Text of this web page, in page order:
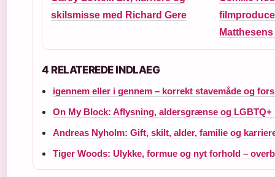
skilsmisse med Richard Gere
4 RELATEREDE INDLAEG
igennem eller i gennem – korrekt stavemåde og
On My Block: Aflysning, aldersgrænse og LGBTQ+
Andreas Nyholm: Gift, skilt, alder, familie og
Tiger Woods: Ulykke, formue og nyt forhold –